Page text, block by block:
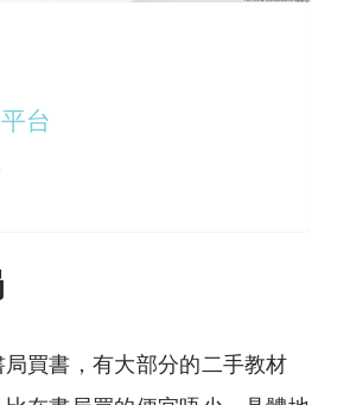
台
買書，有大部分的二手教材